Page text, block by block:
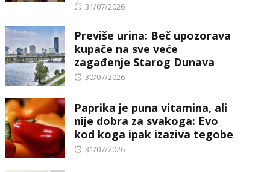
Posted
31/07/2026
Previše urina: Beč upozorava
kupače na sve veće
zagađenje Starog Dunava
Posted
30/07/2026
Paprika je puna vitamina, ali
nije dobra za svakoga: Evo
kod koga ipak izaziva tegobe
Posted
31/07/2026